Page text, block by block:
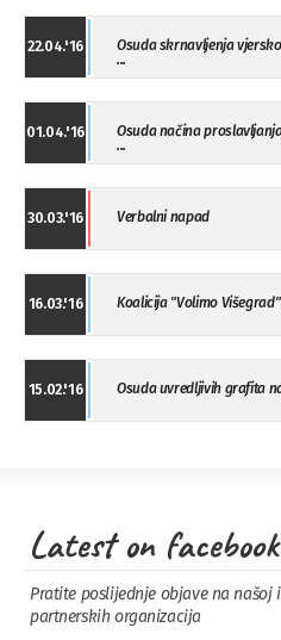
22.04.'16
Osuda skrnavljenja
...
01.04.'16
Osuda načina
...
30.03.'16 Verbalni napad
16.03.'16 Koalicija "Volimo
15.02.'16 Osuda uvredljivih grafita
13.11.'15 Osuda napada u Drvaru
Latest on facebook
Pratite poslijednje objave na
partnerskih organizacija